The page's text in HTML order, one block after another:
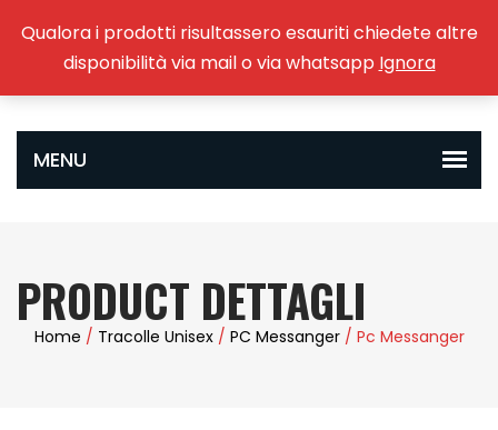
PRODUCT DETTAGLI
Home / Tracolle Unisex/ PC Messanger/ Pc Messanger
Qualora i prodotti risultassero esauriti chiedete altre
disponibilità via mail o via whatsapp Ignora